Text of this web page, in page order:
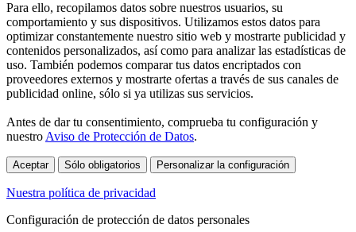
Para ello, recopilamos datos sobre nuestros usuarios, su
comportamiento y sus dispositivos. Utilizamos estos datos para
optimizar constantemente nuestro sitio web y mostrarte publicidad y
contenidos personalizados, así como para analizar las estadísticas de
uso. También podemos comparar tus datos encriptados con
proveedores externos y mostrarte ofertas a través de sus canales de
publicidad online, sólo si ya utilizas sus servicios.
Antes de dar tu consentimiento, comprueba tu configuración y
nuestro Aviso de Protección de Datos.
Aceptar Sólo obligatorios Personalizar la configuración
Nuestra política de privacidad
Configuración de protección de datos personales